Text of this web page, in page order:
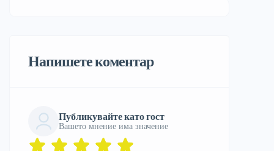
Напишете коментар
Публикувайте като гост
Вашето мнение има значение